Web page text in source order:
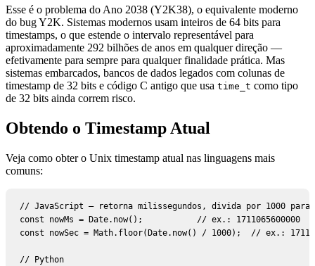
Esse é o problema do Ano 2038 (Y2K38), o equivalente moderno
do bug Y2K. Sistemas modernos usam inteiros de 64 bits para
timestamps, o que estende o intervalo representável para
aproximadamente 292 bilhões de anos em qualquer direção —
efetivamente para sempre para qualquer finalidade prática. Mas
sistemas embarcados, bancos de dados legados com colunas de
timestamp de 32 bits e código C antigo que usa time_t como tipo
de 32 bits ainda correm risco.
Obtendo o Timestamp Atual
Veja como obter o Unix timestamp atual nas linguagens mais
comuns:
// JavaScript — retorna milissegundos, divida por 1000 para
const nowMs = Date.now();           // ex.: 1711065600000
const nowSec = Math.floor(Date.now() / 1000);  // ex.:
// Python